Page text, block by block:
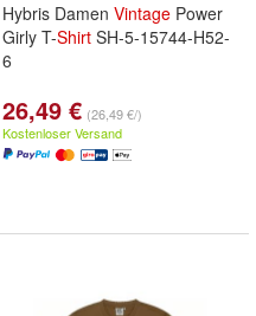
Hybris Damen Vintage Power
Girly T-Shirt SH-5-15744-H52-
6
26,49 € (26,49 €/)
Kostenloser Versand